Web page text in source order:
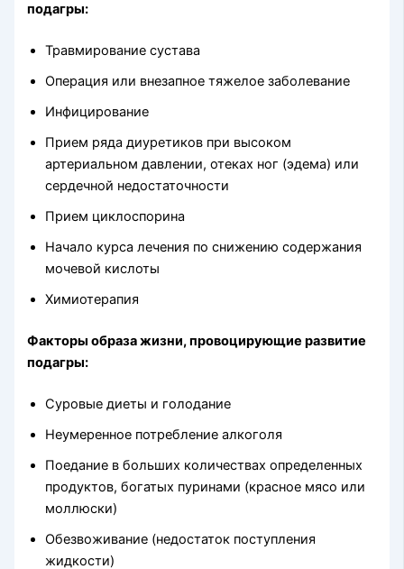
подагры:
Травмирование сустава
Операция или внезапное тяжелое заболевание
Инфицирование
Прием ряда диуретиков при высоком
артериальном давлении, отеках ног (эдема) или
сердечной недостаточности
Прием циклоспорина
Начало курса лечения по снижению содержания
мочевой кислоты
Химиотерапия
Факторы образа жизни, провоцирующие развитие
подагры:
Суровые диеты и голодание
Неумеренное потребление алкоголя
Поедание в больших количествах определенных
продуктов, богатых пуринами (красное мясо или
моллюски)
Обезвоживание (недостаток поступления
жидкости)